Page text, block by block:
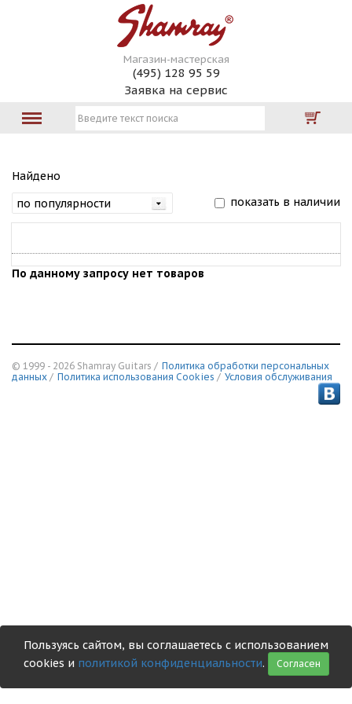
Магазин-мастерская
(495) 128 95 59
Заявка на сервис
Найдено
показать в наличии
По данному запросу нет товаров
© 1999 - 2026 Shamray Guitars / Политика обработки персональных
данных / Политика использования Сookies / Условия обслуживания
Пользуясь сайтом, вы соглашаетесь с использованием
cookies и политикой конфиденциальности. Согласен